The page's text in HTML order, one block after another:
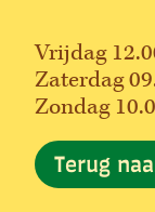
Vrijdag
Zaterdag
Zondag
Terug